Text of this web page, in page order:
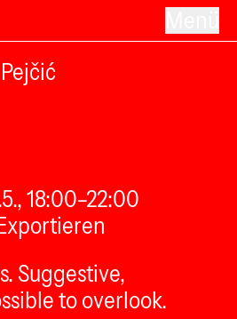
18:00–22:00
Suggestive,
to overlook.